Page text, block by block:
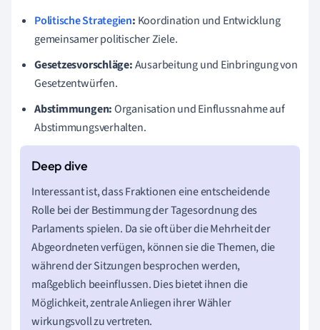
Politische Strategien: Koordination und Entwicklung
gemeinsamer politischer Ziele.
Gesetzesvorschläge:Ausarbeitung und Einbringung von
Gesetzentwürfen.
Abstimmungen:Organisation und Einflussnahme auf
Abstimmungsverhalten.
Interessant ist, dass Fraktionen eine entscheidende
Rolle bei der Bestimmung der Tagesordnung des
Parlaments spielen. Da sie oft über die Mehrheit der
Abgeordneten verfügen, können sie die Themen, die
während der Sitzungen besprochen werden,
maßgeblich beeinflussen. Dies bietet ihnen die
Möglichkeit, zentrale Anliegen ihrer Wähler
wirkungsvoll zu vertreten.